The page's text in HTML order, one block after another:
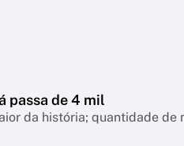
passa de 4 mil
da história; quantidade de